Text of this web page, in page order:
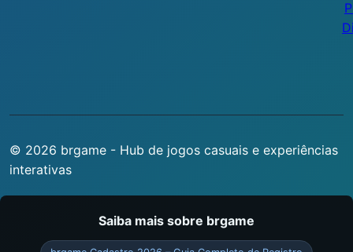
© 2026 brgame - Hub de jogos casuais e experiências
interativas
Saiba mais sobre brgame